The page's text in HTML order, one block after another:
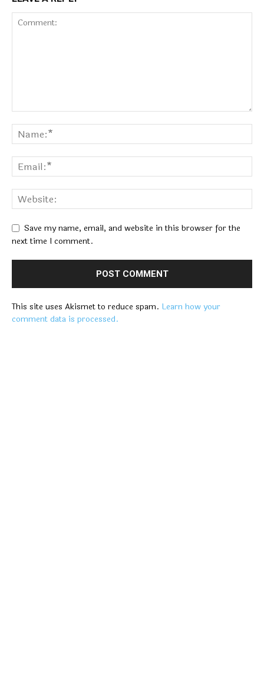
Save my name, email, and website in this browser for the
next time I comment.
This site uses Akismet to reduce spam. Learn how your
comment data is processed.